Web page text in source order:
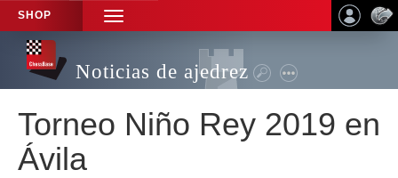
SHOP
TOGGLE
NAVIGATION
Noticias de ajedrez
Torneo Niño Rey 2019 en
Ávila